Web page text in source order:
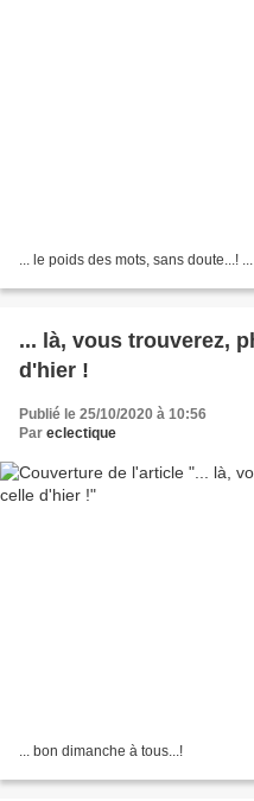
... le poids des mots, sans doute...!
... là, vous trouverez,
d'hier !
Publié le 25/10/2020 à 10:56
Par eclectique
... bon dimanche à tous...!